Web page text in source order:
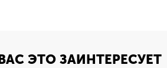
ЭТО ЗАИНТЕРЕСУЕТ